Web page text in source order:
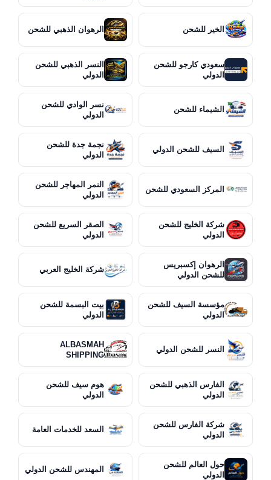
الخير للشحن الرهوان الذهبي للشحن
سعودي كارجو للشحن
الدولي
النسر الذهبي للشحن
الدولي
الشيماء للشحن
نسر الوادي للشحن
الدولي
السيف للشحن الدولي
نجمة جدة للشحن
الدولي
المركز السعودي للشحن
النمر المهاجر للشحن
الدولي
شركة الخليج للشحن
الدولي
الصقر السريع للشحن
الدولي
الرهوان إكسبريس
للشحن الدولي
شركة الخليج العربي
مؤسسة السيف للشحن
الدولي
بيت البسمة للشحن
الدولي
النسر للشحن الدولي
ALBASMAH
SHIPPING
الفارس الذهبي للشحن
الدولي
هوم سيف للشحن
الدولي
شركة الفارس للشحن
الدولي
السعد للخدمات العامة
حول العالم للشحن
الدولي
المهندس للشحن الدولي